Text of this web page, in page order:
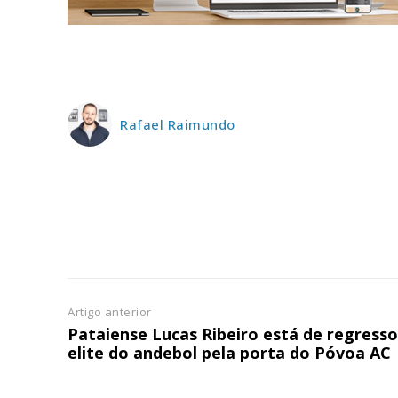
Escolha
Rafael Raimundo
Artigo anterior
Pataiense Lucas Ribeiro está de
elite do andebol pela porta do Póvoa AC